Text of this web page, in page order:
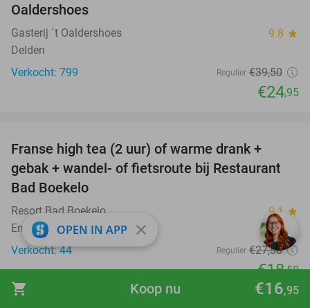
shopping_cart €16,95
Koop nu
Oaldershoes
Gasterij ´t Oaldershoes 9.8 star
Delden
Verkocht: 799
Regulier €39,50
€24,95
Franse high tea (2 uur) of warme drank +
gebak + wandel- of fietsroute bij Restaurant
Bad Boekelo
Resort Bad Boekelo 9.1 star
Enschede
Verkocht: 44
Regulier €27,50
€18,50
favorite_border
OPEN IN APP close